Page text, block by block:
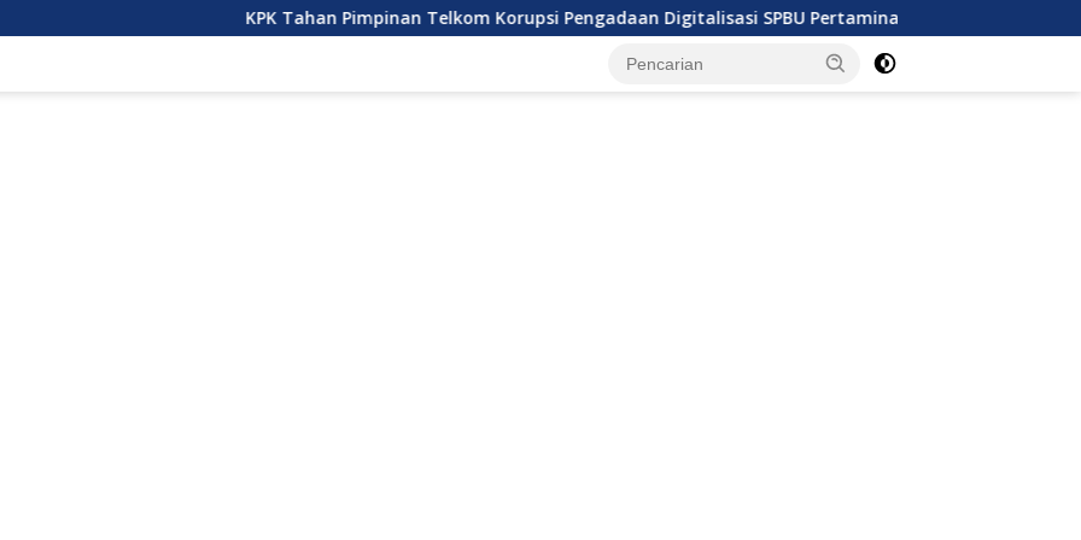
KPK Tahan Pimpinan Telkom Korupsi Pengadaan Digitalisasi SPBU Pertamina Ratusan Kapal Kandas